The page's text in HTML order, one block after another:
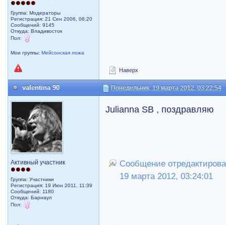
Группа: Модераторы
Регистрация: 21 Сен 2006, 06:20
Сообщений: 9145
Откуда: Владивосток
Пол:
Мои группы:Мейсонская ложа
Наверх
valentina 90 Понедельник, 19 марта 2012, 03:22:54
Активный участник
Группа: Участники
Регистрация: 19 Июн 2011, 11:39
Сообщений: 1180
Откуда: Барнаул
Пол:
Julianna SB , поздравляю
Сообщение
19 марта 2012, 03:24:01